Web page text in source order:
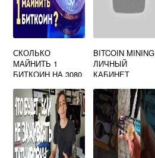
СКОЛЬКО
МАЙНИТЬ 1
БИТКОИН НА 3080
BITCOIN MINING
ЛИЧНЫЙ
КАБИНЕТ